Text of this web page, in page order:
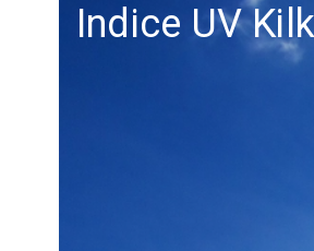
Indice UV